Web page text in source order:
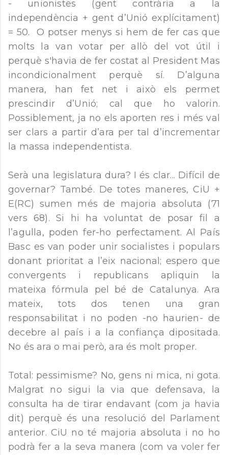
- unionistes (gent contrària a la
independència + gent d’Unió explícitament)
= 50. O potser menys si hem de fer cas que
molts la van votar per allò del vot útil i
perquè s'havia de fer costat al President Mas
incondicionalment perquè sí. D’alguna
manera, han fet net i això els permet
prescindir d’Unió; cal que ho valorin.
Possiblement, ja no els aporten res i més val
ser clars a partir d’ara per tal d’incrementar
la massa independentista.
Serà una legislatura dura? I és clar... Difícil de
governar? També. De totes maneres, CiU +
E(RC) sumen més de majoria absoluta (71
vers 68). Si hi ha voluntat de posar fil a
l’agulla, poden fer-ho perfectament. Al País
Basc es van poder unir socialistes i populars
donant prioritat a l’eix nacional; espero que
convergents i republicans apliquin la
mateixa fórmula pel bé de Catalunya. Ara
mateix, tots dos tenen una gran
responsabilitat i no poden -no haurien- de
decebre al país i a la confiança dipositada.
No és ara o mai però, ara és molt proper.
Total: pessimisme? No, gens ni mica, ni gota.
Malgrat no sigui la via que defensava, la
consulta ha de tirar endavant (com ja havia
dit) perquè és una resolució del Parlament
anterior. CiU no té majoria absoluta i no ho
podrà fer a la seva manera (com va voler fer